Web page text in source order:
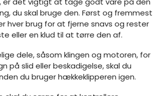
du skal bruge den. Først og fremmest
brug for at fjerne snavs og rester
eller en klud til at tørre den af.
dele, såsom klingen og motoren, for
på slid eller beskadigelse, skal du
du bruger hækkeklipperen igen.